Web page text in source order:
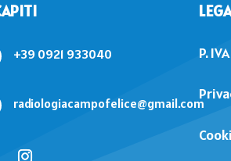
+39 0921 933040
radiologiacampofelice@gmail.com
P.